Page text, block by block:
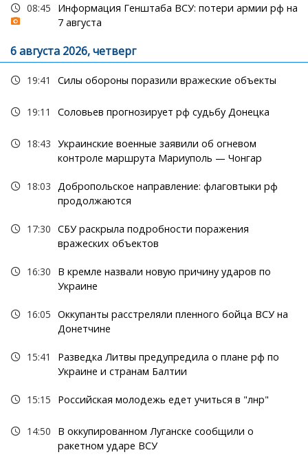
08:45
Информация Генштаба ВСУ: потери армии рф на
7 августа
6 августа 2026, четверг
19:41 Силы обороны поразили вражеские объекты
19:11 Соловьев прогнозирует рф судьбу Донецка
18:43 Украинские военные заявили об огневом
контроле маршрута Мариуполь — Чонгар
18:03 Добропольское направление: флаговтыки рф
продолжаются
17:30 СБУ раскрыла подробности поражения
вражеских объектов
16:30
В кремле назвали новую причину ударов по
Украине
16:05 Оккупанты расстреляли пленного бойца ВСУ на
Донетчине
15:41
Разведка Литвы предупредила о плане рф по
Украине и странам Балтии
15:15 Российская молодежь едет учиться в "лнр"
14:50
В оккупированном Луганске сообщили о
ракетном ударе ВСУ